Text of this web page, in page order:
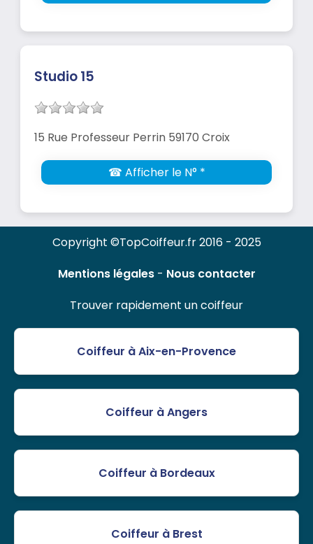
Studio 15
15 Rue Professeur Perrin 59170 Croix
☎ Afficher le N° *
Copyright ©TopCoiffeur.fr 2016 - 2025
Mentions légales- Nous contacter
Trouver rapidement un coiffeur
Coiffeur à Aix-en-Provence
Coiffeur à Angers
Coiffeur à Bordeaux
Coiffeur à Brest